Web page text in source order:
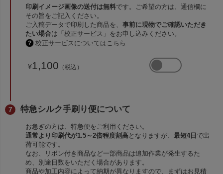
印刷イメージ画像の送付は無料です。ご希望の方は、通信欄に
その旨をご記入ください。
ご入稿データで印刷した商品を、事前に現物でご確認いただき
たい場合は「校正サービス」をお申し込みください。
校正サービスについてはこちら
¥1,100 （税込）
特急シルク手刷り便について
お急ぎの方は、特急便をご利用ください。
通常より印刷代が1.5～2倍程度割高 となりますが、最短4日 で出
荷可能です。
なお、リボン付き商品など一部商品は追加作業が発生するた
め、別途日数をいただく場合があります。
商品や加工内容によって納期が異なりますので、まずはお見積